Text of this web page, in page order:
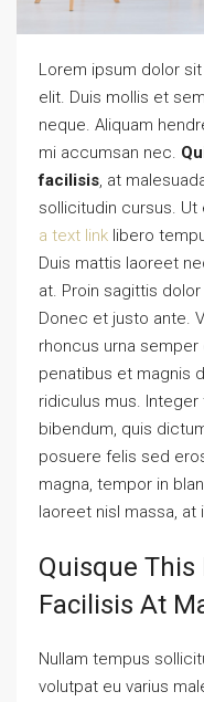
Lorem ipsum dolor
elit. Duis mollis et
neque. Aliquam
mi accumsan nec.
facilisis, at
sollicitudin cursus.
a text link libero
Duis mattis laoreet
at. Proin sagittis
Donec et justo ante.
rhoncus urna
penatibus et magnis
ridiculus mus.
bibendum, quis
posuere felis sed
magna, tempor in
laoreet nisl massa,
Quisque This
Facilisis At
Nullam tempus
volutpat eu varius